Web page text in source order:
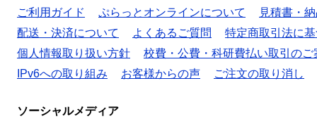
ご利用ガイド
ぷらっとオンラインについて
見積書・
配送・決済について
よくあるご質問
特定商取引法に
個人情報取り扱い方針
校費・公費・科研費払い取引のご
IPv6への取り組み
お客様からの声 ご注文の取り消し
ソーシャルメディア